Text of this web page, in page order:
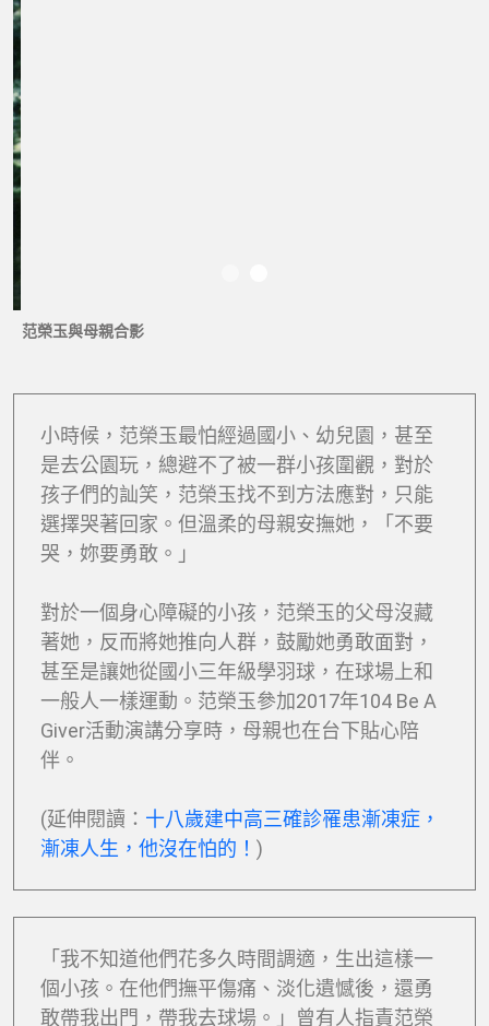
范榮玉從國小三年級開始學羽球
小時候，范榮玉最怕經過國小、幼兒園，甚至
是去公園玩，總避不了被一群小孩圍觀，對於
孩子們的訕笑，范榮玉找不到方法應對，只能
選擇哭著回家。但溫柔的母親安撫她，「不要
哭，妳要勇敢。」
對於一個身心障礙的小孩，范榮玉的父母沒藏
著她，反而將她推向人群，鼓勵她勇敢面對，
甚至是讓她從國小三年級學羽球，在球場上和
一般人一樣運動。范榮玉參加2017年104 Be A
Giver活動演講分享時，母親也在台下貼心陪
伴。
(延伸閱讀： 十八歲建中高三確診罹患漸凍症，
漸凍人生，他沒在怕的！ )
「我不知道他們花多久時間調適，生出這樣一
個小孩。在他們撫平傷痛、淡化遺憾後，還勇
敢帶我出門，帶我去球場。」曾有人指責范榮